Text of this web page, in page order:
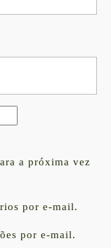
a próxima vez
por e-mail.
por e-mail.